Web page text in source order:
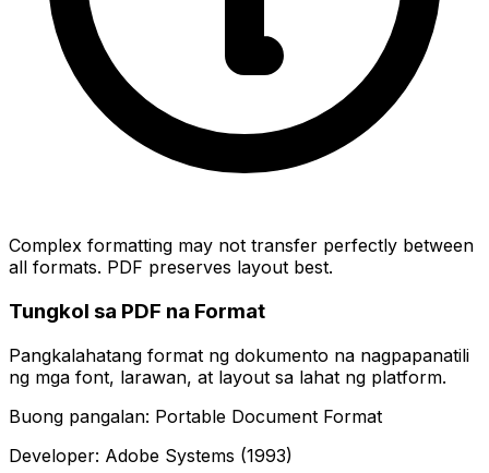
Complex formatting may not transfer perfectly between
all formats. PDF preserves layout best.
Tungkol sa PDF na Format
Pangkalahatang format ng dokumento na nagpapanatili
ng mga font, larawan, at layout sa lahat ng platform.
Buong pangalan: Portable Document Format
Developer: Adobe Systems (1993)